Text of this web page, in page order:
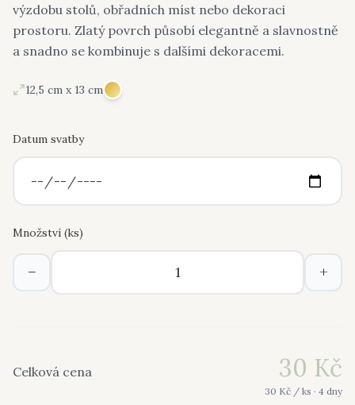
výzdobu stolů, obřadních míst nebo dekoraci
prostoru. Zlatý povrch působí elegantně a slavnostně
a snadno se kombinuje s dalšími dekoracemi.
12,5 cm x 13 cm
Datum svatby
Množství (ks)
− +
Celková cena 30 Kč
30 Kč / ks · 4 dny